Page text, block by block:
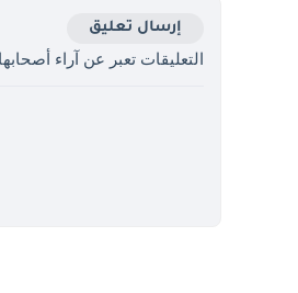
إرسال تعليق
التعليقات تعبر عن آراء